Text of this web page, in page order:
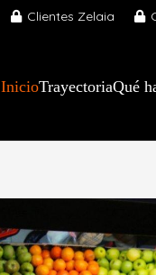
Clientes Zelaia
InicioTrayectoriaQué